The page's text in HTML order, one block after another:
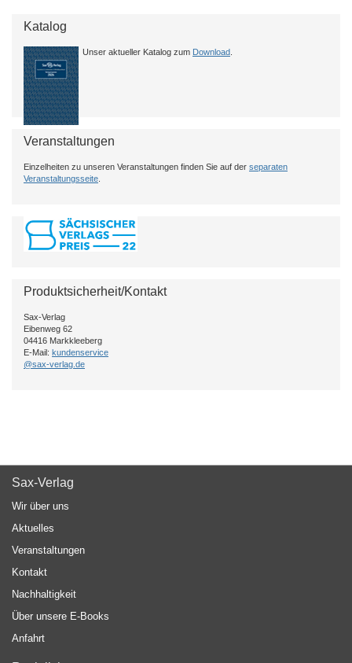
Katalog
Unser aktueller Katalog zum Download
Veranstaltungen
Einzelheiten zu unseren Veranstaltungen finden Sie auf der separaten
Veranstaltungsseite
Produktsicherheit/Kontakt
Sax-Verlag
Eibenweg 62
04416 Markkleeberg
E-Mail: kundenservice
@sax-verlag.de
Sax-Verlag
Wir über uns
Aktuelles
Veranstaltungen
Kontakt
Nachhaltigkeit
Über unsere E-Books
Anfahrt